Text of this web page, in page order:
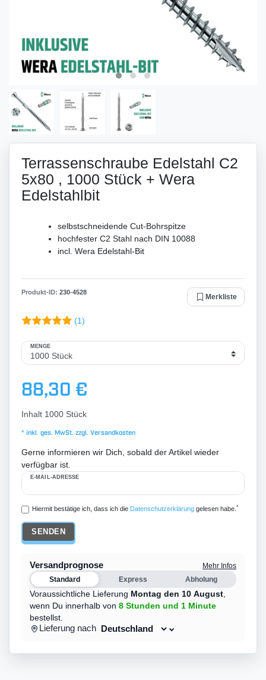
Terrassenschraube Edelstahl C2
5x80 , 1000 Stück + Wera
Edelstahlbit
selbstschneidende Cut-Bohrspitze
hochfester C2 Stahl nach DIN 10088
incl. Wera Edelstahl-Bit
Produkt-ID: 230-4528
Merkliste
(1)
MENGE
88,30 €
Inhalt 1000 Stück
* inkl. ges. MwSt. zzgl. Versandkosten
Gerne informieren wir Dich, sobald der Artikel wieder
verfügbar ist.
E-MAIL-ADRESSE
Hiermit bestätige ich, dass ich die Daten­schutz­erklärunggelesen habe. *
SENDEN
Versandprognose
Mehr Infos
Standard
Express Abholung
Voraussichtliche Lieferung Montag den 10 August
wenn Du innerhalb von 8 Stunden und 1 Minute
bestellst.
Lieferung nach